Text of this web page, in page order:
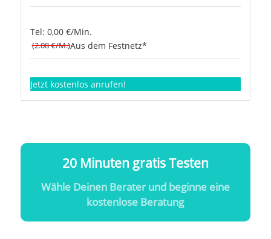
Tel: 0,00 €/Min.
(2.08 €/M.)Aus dem Festnetz*
Jetzt kostenlos anrufen!
20 Minuten gratis Testen
Wähle Deinen Berater und beginne eine
kostenlose Beratung